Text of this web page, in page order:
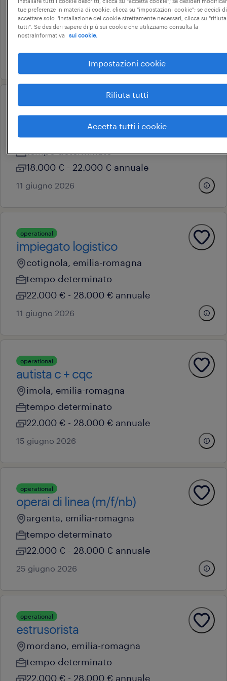
massa lombarda, emilia-romagna
tempo determinato
18.000 € - 22.000 € annuale
11 giugno 2026
operational
carrellista
cotignola, emilia-romagna
tempo determinato
18.000 € - 22.000 € annuale
11 giugno 2026
operational
impiegato logistico
cotignola, emilia-romagna
tempo determinato
22.000 € - 28.000 € annuale
11 giugno 2026
operational
autista c + cqc
imola, emilia-romagna
tempo determinato
22.000 € - 28.000 € annuale
15 giugno 2026
operational
operai di linea (m/f/nb)
argenta, emilia-romagna
tempo determinato
22.000 € - 28.000 € annuale
25 giugno 2026
operational
estrusorista
mordano, emilia-romagna
tempo determinato
22.000 € - 28.000 € annuale
tue preferenze in materia di cookie, clicca su "impostazioni cookie"; se decidi di
accettare solo l'installazione dei cookie strettamente necessari, clicca su "rifiuta
tutti". Se desideri sapere di più sui cookie che utilizziamo consulta la
nostraInformativa
sui cookie.
Impostazioni cookie
Rifiuta tutti
Accetta tutti i cookie